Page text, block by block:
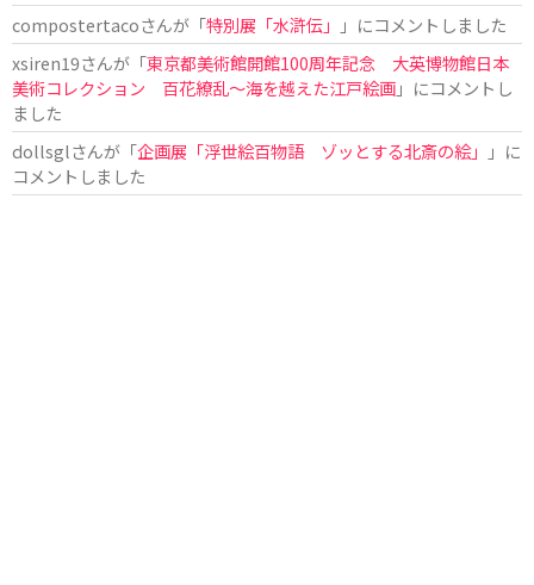
compostertacoさんが「特別展「水滸伝」
」にコメントしました
xsiren19さんが「東京都美術館開館100周年記念 大英博物館日本
美術コレクション 百花繚乱～海を越えた江戸絵画」にコメントし
ました
dollsglさんが「企画展「浮世絵百物語 ゾッとする北斎の絵」
」に
コメントしました